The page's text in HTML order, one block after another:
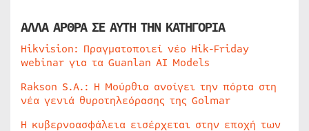
ΑΛΛΑ ΑΡΘΡΑ ΣΕ ΑΥΤΗ ΤΗΝ ΚΑΤΗΓΟΡΙΑ
Hikvision: Πραγματοποιεί νέο Hik-Friday
webinar για τα Guanlan AI Models
Rakson S.A.: Η Μούρθια ανοίγει την πόρτα στη
νέα γενιά θυροτηλεόρασης της Golmar
Η κυβερνοασφάλεια εισέρχεται στην εποχή των